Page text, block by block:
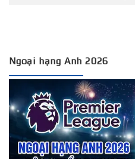
Ngoại hạng Anh 2026